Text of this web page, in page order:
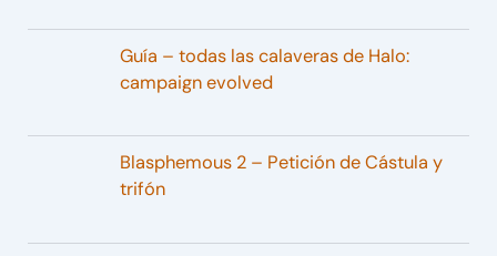
Guía – todas las calaveras de Halo:
campaign evolved
Blasphemous 2 – Petición de Cástula y
trifón